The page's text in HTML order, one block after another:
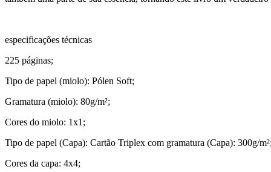
especificações técnicas
225 páginas;
Tipo de papel (miolo): Pólen Soft;
Gramatura (miolo): 80g/m²;
Cores do miolo: 1x1;
Tipo de papel (Capa): Cartão Triplex com gramatura (Capa): 300g/
Cores da capa: 4x4;